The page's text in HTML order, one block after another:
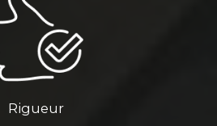
Rigueur